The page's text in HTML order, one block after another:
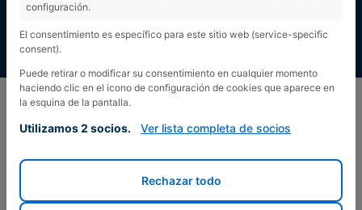
configuración.
El consentimiento es específico para este sitio web (service-specific
consent).
Puede retirar o modificar su consentimiento en cualquier momento
haciendo clic en el icono de configuración de cookies que aparece en
la esquina de la pantalla.
Utilizamos 2 socios. Ver lista completa de socios
Rechazar todo